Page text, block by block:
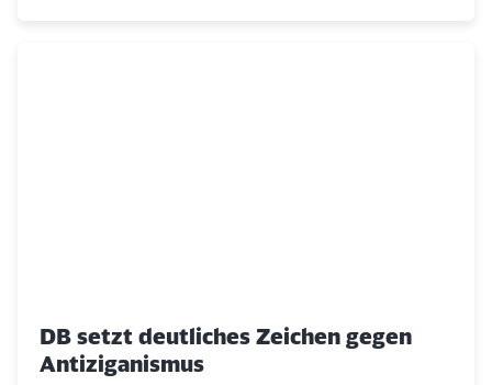
DB setzt deutliches Zeichen gegen
Antiziganismus